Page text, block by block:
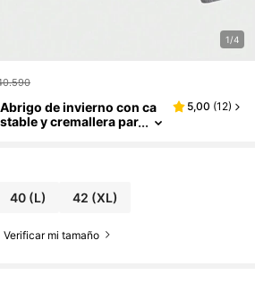
1/4
de invierno con ca
y cremallera par
5,00 (12)
40(L) 42 (XL)
Verificar mi tamaño